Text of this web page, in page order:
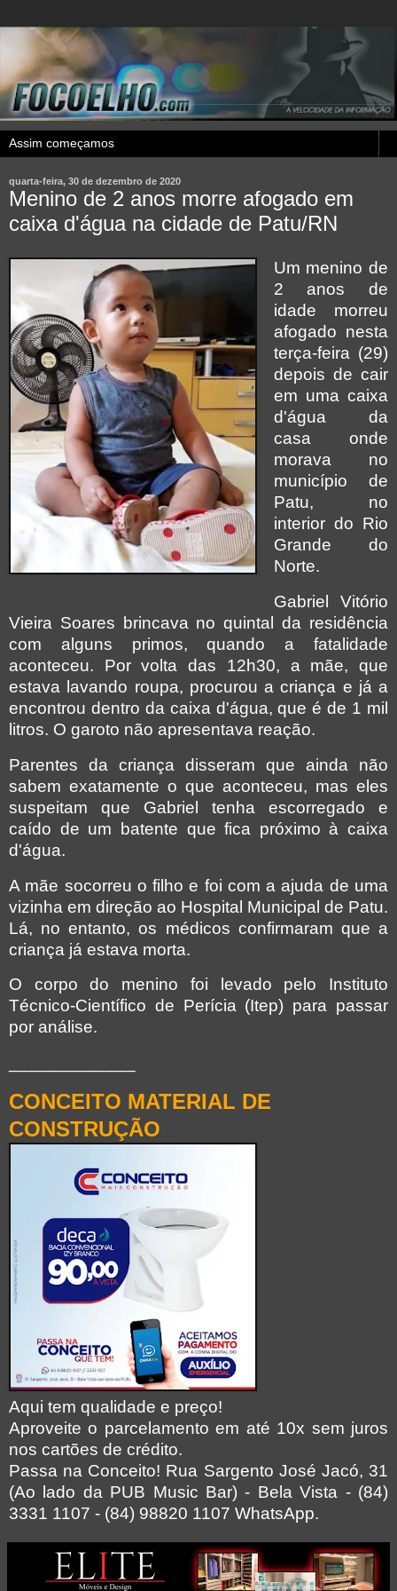
quarta-feira, 30 de dezembro de 2020
Menino de 2 anos morre afogado em
caixa d'água na cidade de Patu/RN
Um menino de
2 anos de
idade morreu
afogado nesta
terça-feira (29)
depois de cair
em uma caixa
d'água da
casa onde
morava no
município de
Patu, no
interior do Rio
Grande do
Norte.
Gabriel Vitório
Vieira Soares brincava no quintal da residência
com alguns primos, quando a fatalidade
aconteceu. Por volta das 12h30, a mãe, que
estava lavando roupa, procurou a criança e já a
encontrou dentro da caixa d'água, que é de 1 mil
litros. O garoto não apresentava reação.
Parentes da criança disseram que ainda não
sabem exatamente o que aconteceu, mas eles
suspeitam que Gabriel tenha escorregado e
caído de um batente que fica próximo à caixa
d'água.
A mãe socorreu o filho e foi com a ajuda de uma
vizinha em direção ao Hospital Municipal de Patu.
Lá, no entanto, os médicos confirmaram que a
criança já estava morta.
O corpo do menino foi levado pelo Instituto
Técnico-Científico de Perícia (Itep) para passar
por análise.
CONCEITO MATERIAL DE
CONSTRUÇÃO
Aqui tem qualidade e preço!
Aproveite o parcelamento em até 10x sem juros
nos cartões de crédito.
Passa na Conceito! Rua Sargento José Jacó, 31
(Ao lado da PUB Music Bar) - Bela Vista - (84)
3331 1107 - (84) 98820 1107 WhatsApp.